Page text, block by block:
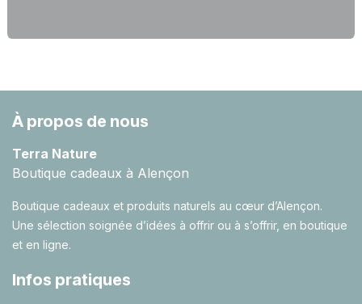
À propos de nous
Terra Nature
Boutique cadeaux à Alençon
Boutique cadeaux et produits naturels au cœur d’Alençon.
Une sélection soignée d’idées à offrir ou à s’offrir, en boutique
et en ligne.
Infos pratiques